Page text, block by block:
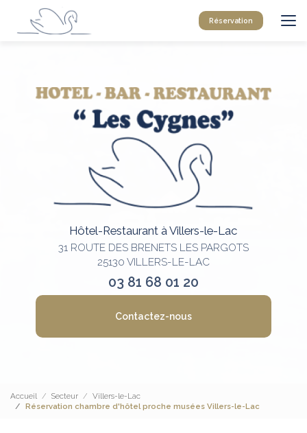
contenu
Réservation
Hôtel-Restaurant à Villers-le-Lac
31 ROUTE DES BRENETS LES PARGOTS
25130 VILLERS-LE-LAC
03 81 68 01 20
Contactez-nous
Accueil Secteur
Villers-le-Lac
Réservation chambre d'hôtel proche musées Villers-le-Lac